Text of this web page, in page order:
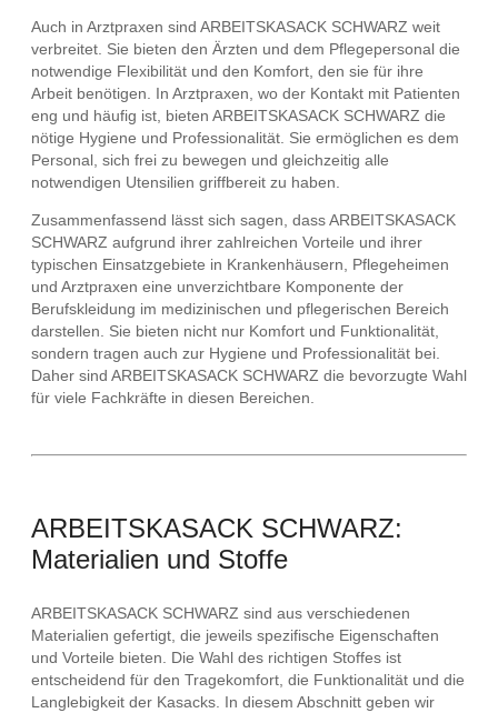
Auch in Arztpraxen sind ARBEITSKASACK SCHWARZ weit
verbreitet. Sie bieten den Ärzten und dem Pflegepersonal die
notwendige Flexibilität und den Komfort, den sie für ihre
Arbeit benötigen. In Arztpraxen, wo der Kontakt mit Patienten
eng und häufig ist, bieten ARBEITSKASACK SCHWARZ die
nötige Hygiene und Professionalität. Sie ermöglichen es dem
Personal, sich frei zu bewegen und gleichzeitig alle
notwendigen Utensilien griffbereit zu haben.
Zusammenfassend lässt sich sagen, dass ARBEITSKASACK
SCHWARZ aufgrund ihrer zahlreichen Vorteile und ihrer
typischen Einsatzgebiete in Krankenhäusern, Pflegeheimen
und Arztpraxen eine unverzichtbare Komponente der
Berufskleidung im medizinischen und pflegerischen Bereich
darstellen. Sie bieten nicht nur Komfort und Funktionalität,
sondern tragen auch zur Hygiene und Professionalität bei.
Daher sind ARBEITSKASACK SCHWARZ die bevorzugte Wahl
für viele Fachkräfte in diesen Bereichen.
ARBEITSKASACK SCHWARZ:
Materialien und Stoffe
ARBEITSKASACK SCHWARZ sind aus verschiedenen
Materialien gefertigt, die jeweils spezifische Eigenschaften
und Vorteile bieten. Die Wahl des richtigen Stoffes ist
entscheidend für den Tragekomfort, die Funktionalität und die
Langlebigkeit der Kasacks. In diesem Abschnitt geben wir